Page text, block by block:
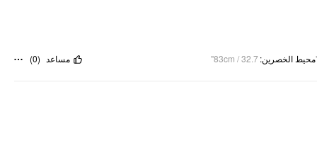
محيط الخصرين:
83cm / 32.7" مساعد (
0
)